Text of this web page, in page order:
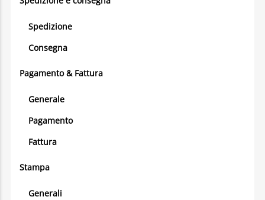
Spedizione
Consegna
Pagamento & Fattura
Generale
Pagamento
Fattura
Stampa
Generali